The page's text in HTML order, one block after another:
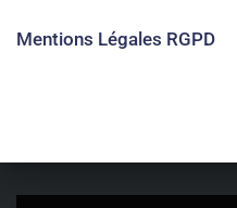
Mentions Légales RGPD